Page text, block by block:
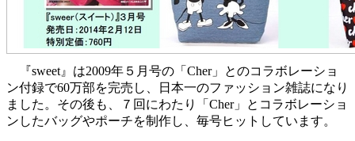
『sweet』は2009年５月号の「Cher」とのコラボレーショ
ン付録で60万部を完売し、日本一のファッション雑誌になり
ました。その後も、７回にわたり「Cher」とコラボレーショ
ンしたバッグやポーチを制作し、毎号ヒットしています。